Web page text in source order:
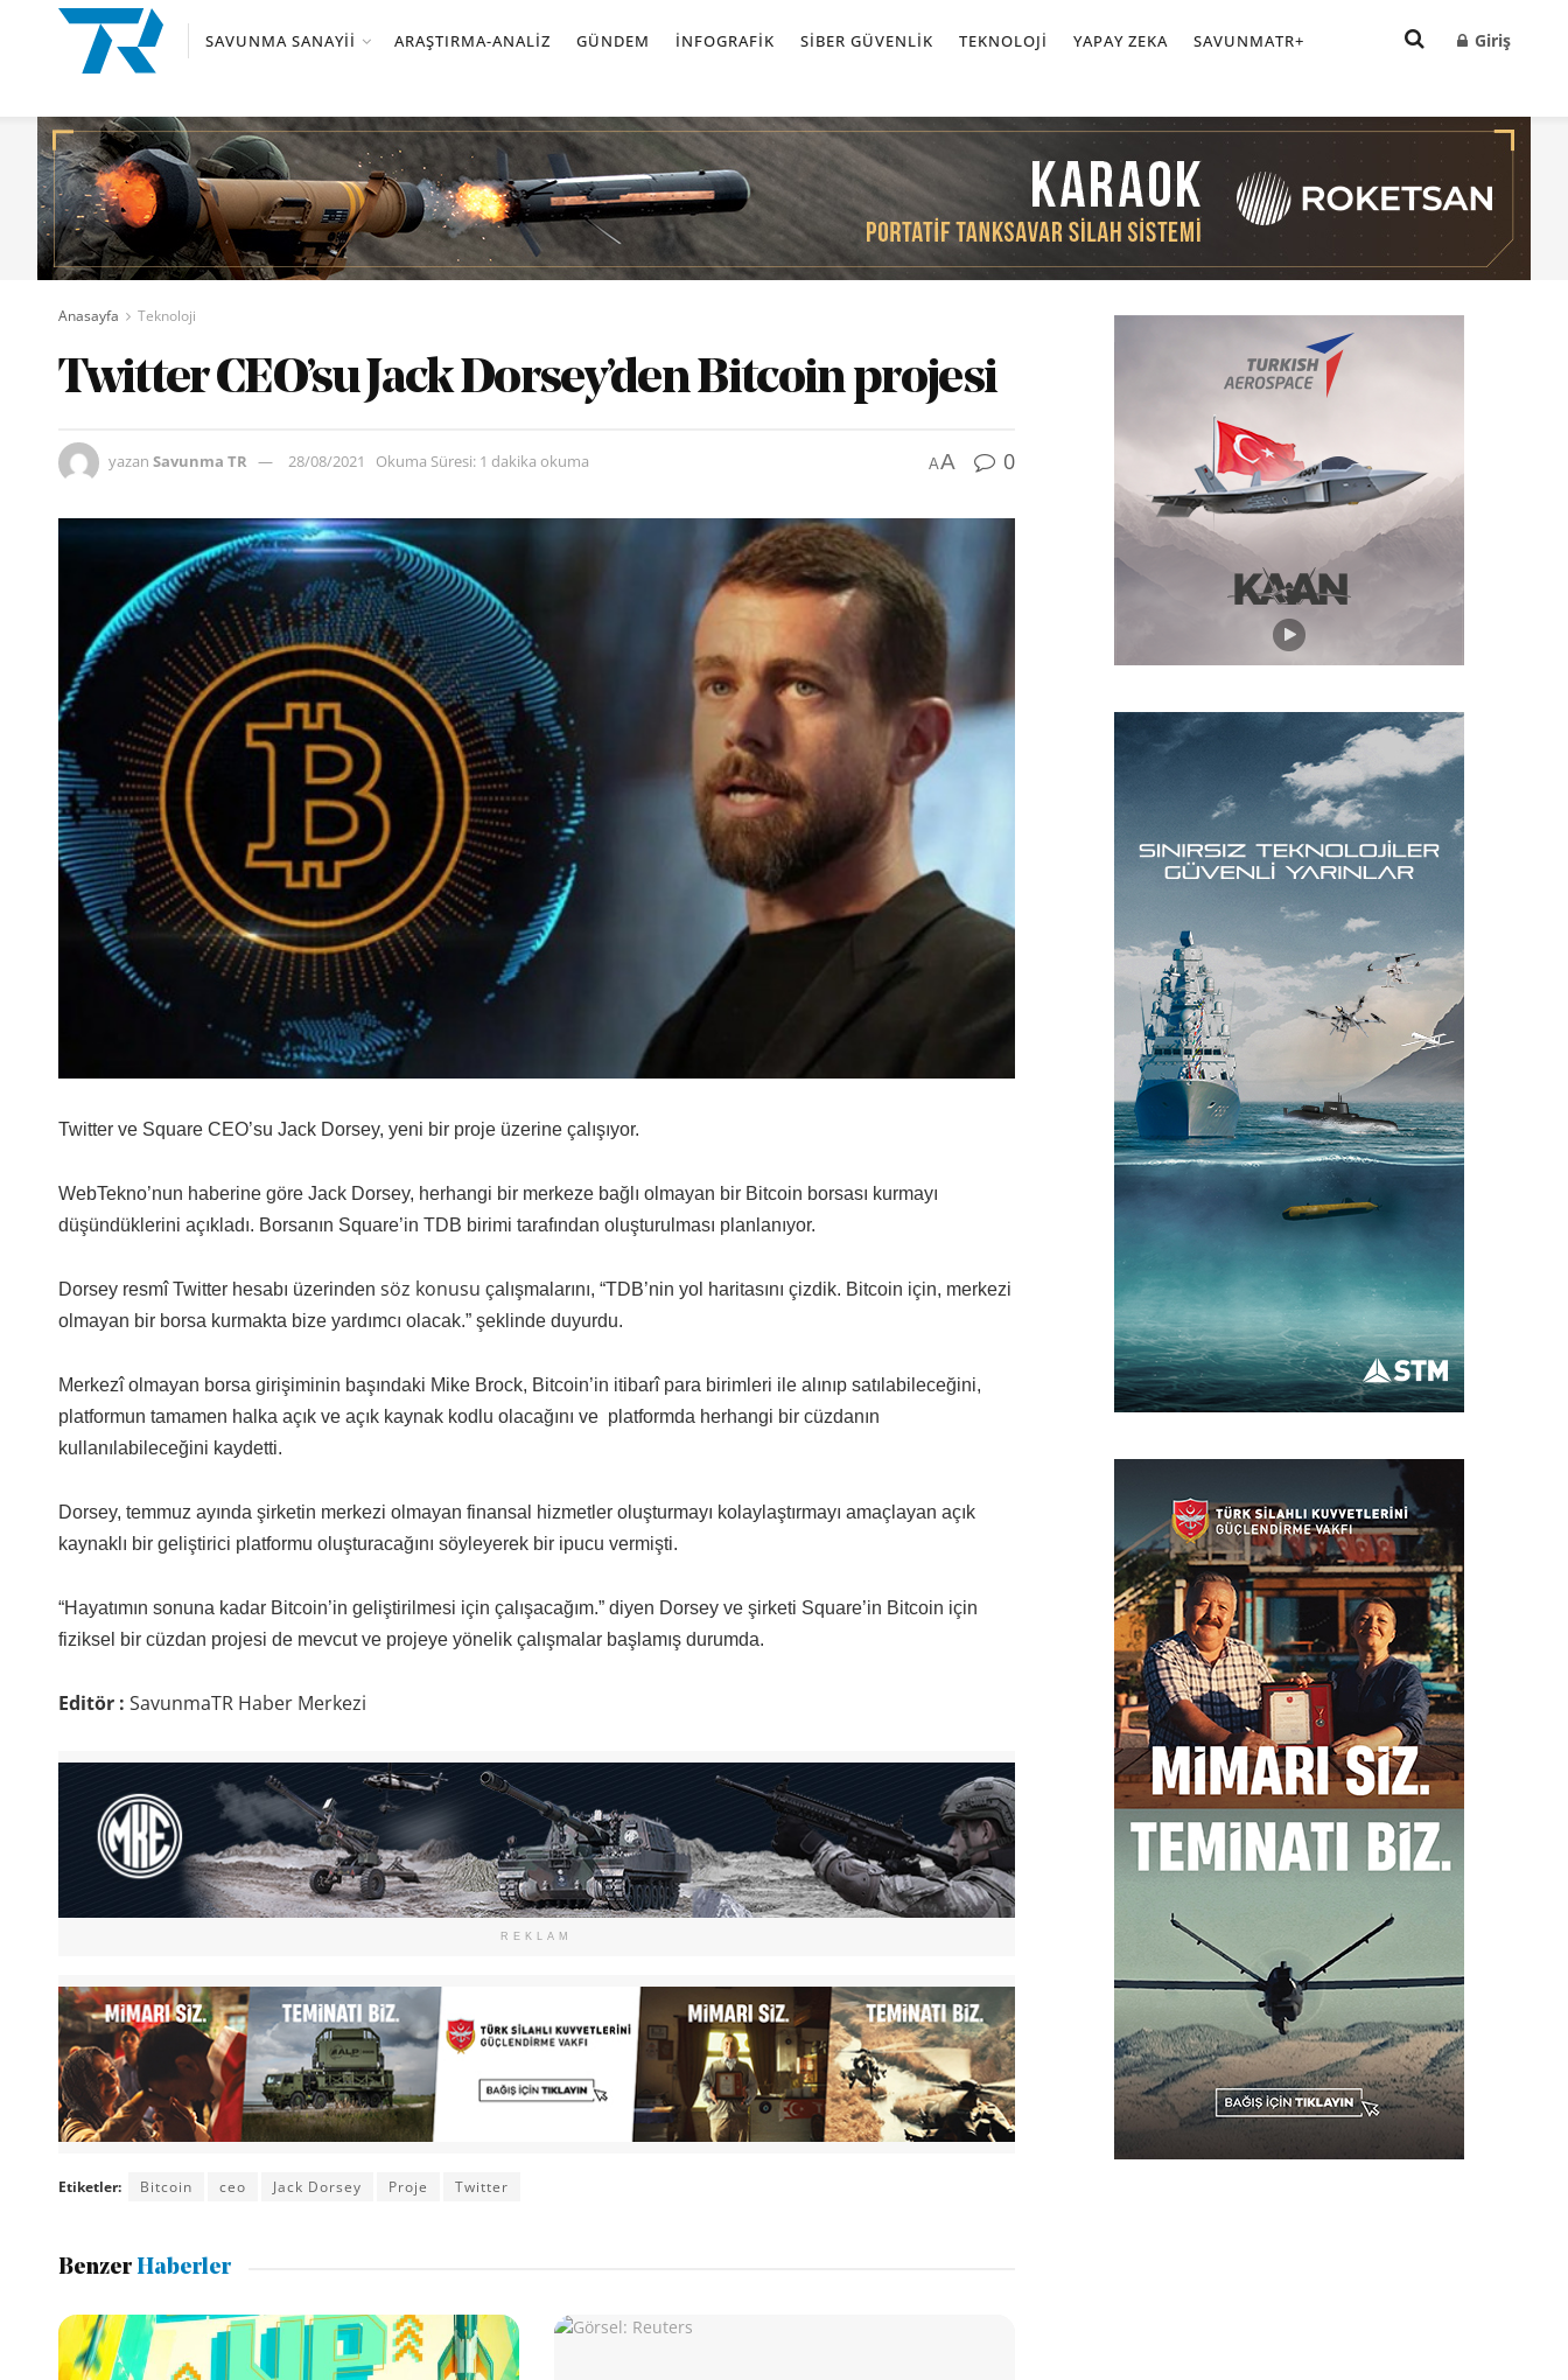
SAVUNMA SANAYII ARAŞTIRMA-ANALIZ GÜNDEM İNFOGRAFIK SIBER GÜVENLIK TEKNOLOJI YAPAY ZEKA SAVUNMATR+ Giriş
Anasayfa Teknoloji
Twitter CEO’su Jack Dorsey’den Bitcoin projesi
yazan Savunma TR 28/08/2021 Okuma Süresi: 1 dakika okuma AA 0
Twitter ve Square CEO’su Jack Dorsey, yeni bir proje üzerine çalışıyor.
WebTekno’nun haberine göre Jack Dorsey, herhangi bir merkeze bağlı olmayan bir Bitcoin borsası kurmayı
düşündüklerini açıkladı. Borsanın Square’in TDB birimi tarafından oluşturulması planlanıyor.
Dorsey resmî Twitter hesabı üzerinden söz konusu çalışmalarını, “TDB’nin yol haritasını çizdik. Bitcoin için, merkezi
olmayan bir borsa kurmakta bize yardımcı olacak.” şeklinde duyurdu.
Merkezî olmayan borsa girişiminin başındaki Mike Brock, Bitcoin’in itibarî para birimleri ile alınıp satılabileceğini,
platformun tamamen halka açık ve açık kaynak kodlu olacağını ve platformda herhangi bir cüzdanın
kullanılabileceğini kaydetti.
Dorsey, temmuz ayında şirketin merkezi olmayan finansal hizmetler oluşturmayı kolaylaştırmayı amaçlayan açık
kaynaklı bir geliştirici platformu oluşturacağını söyleyerek bir ipucu vermişti.
“Hayatımın sonuna kadar Bitcoin’in geliştirilmesi için çalışacağım.” diyen Dorsey ve şirketi Square’in Bitcoin için
fiziksel bir cüzdan projesi de mevcut ve projeye yönelik çalışmalar başlamış durumda.
Editör : SavunmaTR Haber Merkezi
REKLAM
Etiketler: Bitcoin ceo Jack Dorsey Proje Twitter
BenzerHaberler